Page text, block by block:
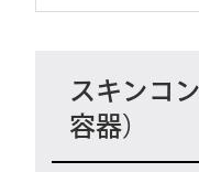
スキンコ
容器）